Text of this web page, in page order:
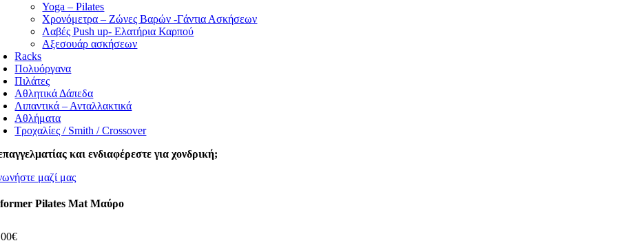
Yoga – Pilates
Χρονόμετρα – Ζώνες Βαρών -Γάντια Ασκήσεων
Λαβές Push up- Ελατήρια Καρπού
Αξεσουάρ ασκήσεων
Racks
Πολυόργανα
Πιλάτες
Αθλητικά Δάπεδα
Λιπαντικά – Ανταλλακτικά
Αθλήματα
Τροχαλίες / Smith / Crossover
και ενδιαφέρεστε για χονδρική;
μαζί μας
Pilates Mat Μαύρο
€